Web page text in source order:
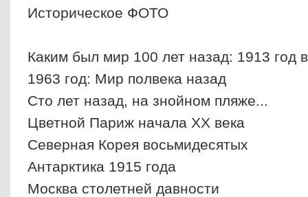
Историческое ФОТО
Каким был мир 100 лет назад: 1913 год
1963 год: Мир полвека назад
Сто лет назад, на знойном пляже...
Цветной Париж начала XX века
Северная Корея восьмидесятых
Антарктика 1915 года
Москва столетней давности